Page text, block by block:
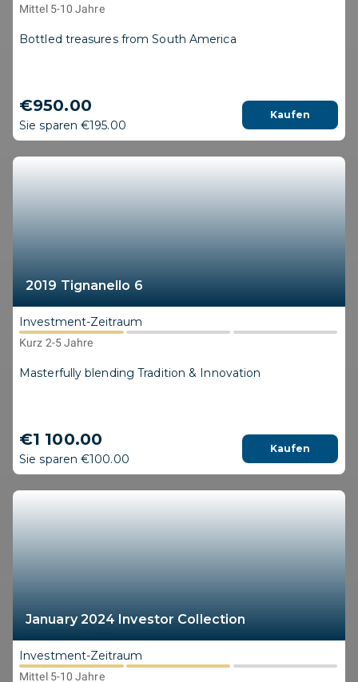
Mittel 5-10 Jahre
Bottled treasures from South America
€950.00
Sie sparen €195.00
Kaufen
2019 Tignanello 6
Investment-Zeitraum
Kurz 2-5 Jahre
Masterfully blending Tradition & Innovation
€1 100.00
Sie sparen €100.00
Kaufen
January 2024 Investor Collection
Investment-Zeitraum
Mittel 5-10 Jahre